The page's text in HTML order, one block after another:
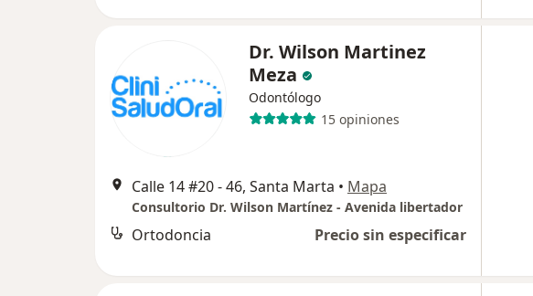
Dr. Wilson Martinez
Meza
Odontólogo
15 opiniones
Calle 14 #20 - 46, Santa Marta • Mapa
Consultorio Dr. Wilson Martínez - Avenida libertador
Ortodoncia Precio sin especificar